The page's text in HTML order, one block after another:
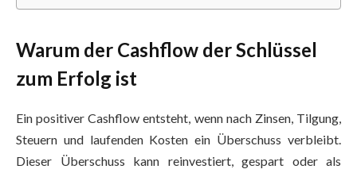
Warum der Cashflow der Schlüssel
zum Erfolg ist
Ein positiver Cashflow entsteht, wenn nach Zinsen, Tilgung,
Steuern und laufenden Kosten ein Überschuss verbleibt.
Dieser Überschuss kann reinvestiert, gespart oder als